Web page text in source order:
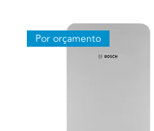
Por orçamento